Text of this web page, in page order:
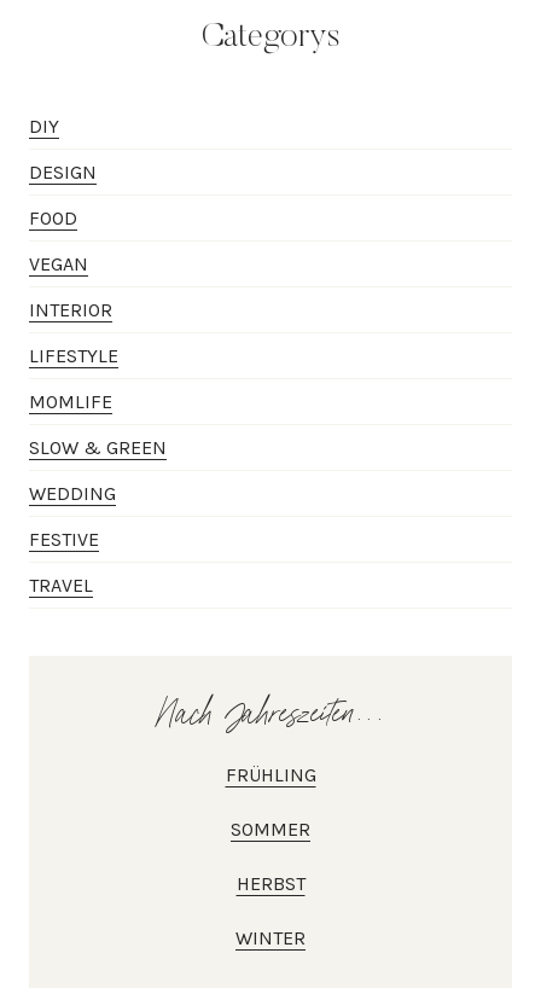
Categorys
DIY
DESIGN
FOOD
VEGAN
INTERIOR
LIFESTYLE
MOMLIFE
SLOW & GREEN
WEDDING
FESTIVE
TRAVEL
Nach Jahreszeiten...
FRÜHLING
SOMMER
HERBST
WINTER